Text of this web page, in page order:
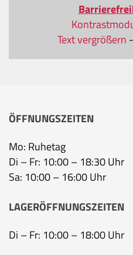
Text vergrößern -
ÖFFNUNGSZEITEN
Mo: Ruhetag
Di – Fr: 10:00 – 18:30 Uhr
Sa: 10:00 – 16:00 Uhr
LAGERÖFFNUNGSZEITEN
Di – Fr: 10:00 – 18:00 Uhr